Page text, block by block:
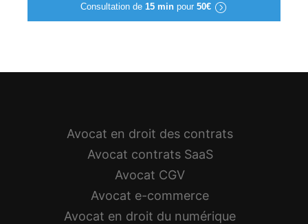
Consultation de 15 min pour 50€
Avocat en droit des contrats
Avocat contrats SaaS
Avocat CGV
Avocat e-commerce
Avocat en droit du numérique